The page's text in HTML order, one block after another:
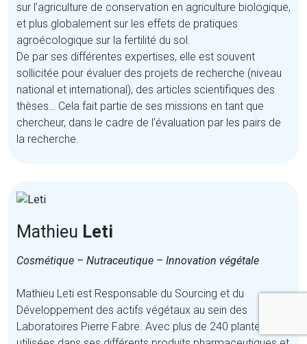
sur l’agriculture de conservation en agriculture biologique,
et plus globalement sur les effets de pratiques
agroécologique sur la fertilité du sol.
De par ses différentes expertises, elle est souvent
sollicitée pour évaluer des projets de recherche (niveau
national et international), des articles scientifiques des
thèses… Cela fait partie de ses missions en tant que
chercheur, dans le cadre de l’évaluation par les pairs de
la recherche.
Mathieu Leti
Cosmétique – Nutraceutique – Innovation végétale
Mathieu Leti est Responsable du Sourcing et du
Développement des actifs végétaux au sein des
Laboratoires Pierre Fabre. Avec plus de 240 plantes